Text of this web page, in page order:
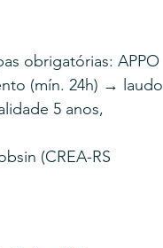
obrigatórias: APPO
(mín. 24h) → laudo
5 anos,
(CREA-RS